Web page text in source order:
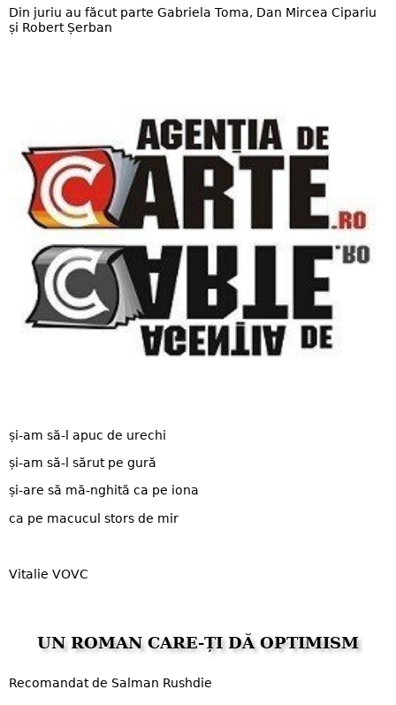
Din juriu au făcut parte Gabriela Toma, Dan Mircea Cipariu
și Robert Șerban
și-am să-l apuc de urechi
și-am să-l sărut pe gură
și-are să mă-nghită ca pe iona
ca pe macucul stors de mir
Vitalie VOVC
UN ROMAN ​CARE-ȚI DĂ OPTIMISM
Recomandat de Salman Rushdie